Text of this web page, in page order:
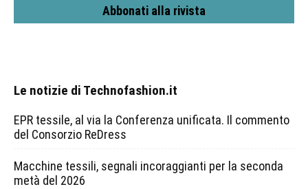
Abbonati alla rivista
Le notizie di Technofashion.it
EPR tessile, al via la Conferenza unificata. Il commento
del Consorzio ReDress
Macchine tessili, segnali incoraggianti per la seconda
metà del 2026